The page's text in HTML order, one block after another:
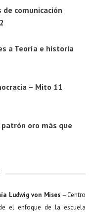
comunicación
a Teoría e historia
– Mito 11
oro más que
Ludwig von Mises—Centro
el enfoque de la escuela